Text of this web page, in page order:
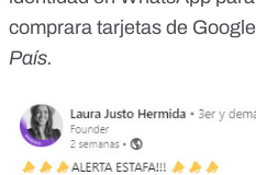
comprara tarjetas de
País.